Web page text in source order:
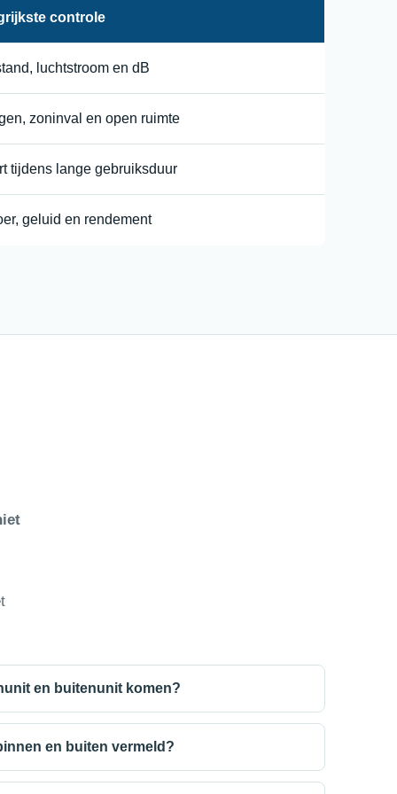
controle
luchtstroom en dB
zoninval en open ruimte
tijdens lange gebruiksduur
geluid en rendement
en buitenunit komen?
en buiten vermeld?